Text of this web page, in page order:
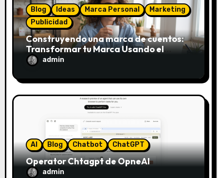
a
d
a
Blog Ideas Marca Personal
Marketing
Publicidad
Construyendo una marca de cuentos:
Transformar tu Marca Usando el
Framework de Donald Miller
admin
AI Blog Chatbot ChatGPT
Operator Chtagpt de OpneAI
admin